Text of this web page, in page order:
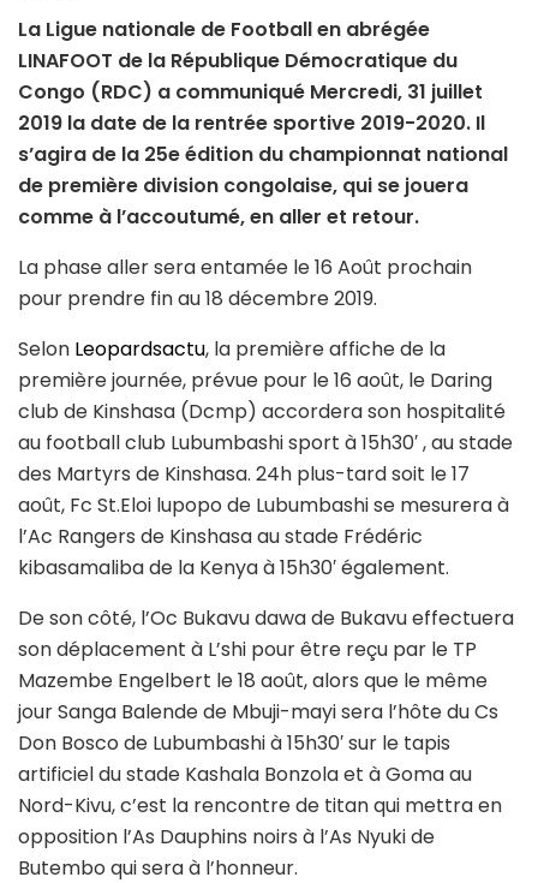
La Ligue nationale de Football en abrégée
LINAFOOT de la République Démocratique du
Congo (RDC) a communiqué Mercredi, 31 juillet
2019 la date de la rentrée sportive 2019-2020. Il
s’agira de la 25e édition du championnat national
de première division congolaise, qui se jouera
comme à l’accoutumé, en aller et retour.
La phase aller sera entamée le 16 Août prochain
pour prendre fin au 18 décembre 2019.
Selon Leopardsactu, la première affiche de la
première journée, prévue pour le 16 août, le Daring
club de Kinshasa (Dcmp) accordera son hospitalité
au football club Lubumbashi sport à 15h30′ , au stade
des Martyrs de Kinshasa. 24h plus-tard soit le 17
août, Fc St.Eloi lupopo de Lubumbashi se mesurera à
l’Ac Rangers de Kinshasa au stade Frédéric
kibasamaliba de la Kenya à 15h30′ également.
De son côté, l’Oc Bukavu dawa de Bukavu effectuera
son déplacement à L’shi pour être reçu par le TP
Mazembe Engelbert le 18 août, alors que le même
jour Sanga Balende de Mbuji-mayi sera l’hôte du Cs
Don Bosco de Lubumbashi à 15h30′ sur le tapis
artificiel du stade Kashala Bonzola et à Goma au
Nord-Kivu, c’est la rencontre de titan qui mettra en
opposition l’As Dauphins noirs à l’As Nyuki de
Butembo qui sera à l’honneur.